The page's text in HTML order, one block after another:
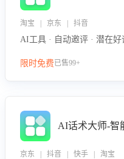
淘宝 | 京东 | 抖音
AI工具 · 自动邀评 · 潜在好
限时免费已售99+
AI话术大师-智
京东 | 抖音 | 快手 | 淘宝